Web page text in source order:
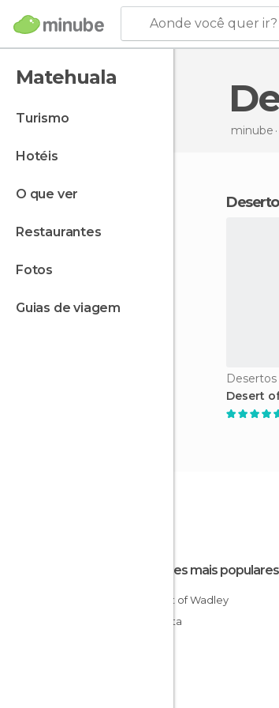
Aonde você quer ir?
Matehuala
turismo
hotéis
o que ver
restaurantes
fotos
guias de viagem
minube
Desert
Lugares mais populares
Desert of Wadley
Wirikuta